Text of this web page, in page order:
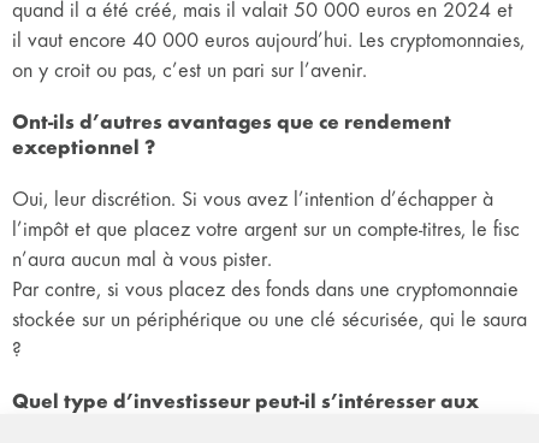
quand il a été créé, mais il valait 50 000 euros en 2024 et
il vaut encore 40 000 euros aujourd’hui. Les cryptomonnaies,
on y croit ou pas, c’est un pari sur l’avenir.
Ont-ils d’autres avantages que ce rendement
exceptionnel ?
Oui, leur discrétion. Si vous avez l’intention d’échapper à
l’impôt et que placez votre argent sur un compte-titres, le fisc
n’aura aucun mal à vous pister.
Par contre, si vous placez des fonds dans une cryptomonnaie
stockée sur un périphérique ou une clé sécurisée, qui le saura
?
Quel type d’investisseur peut-il s’intéresser aux